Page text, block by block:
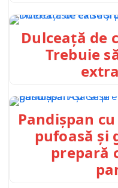
Dulceață de
Trebuie
Pandișpan
pufoasă și
prepară